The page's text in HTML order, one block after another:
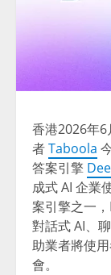
香港2026年6
者Taboola
答案引擎
成式 AI 企業
案引擎之一
對話式 AI、
助業者將使
會。